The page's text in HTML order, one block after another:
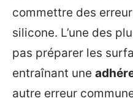
commettre des
silicone. L’une des
pas préparer les
entraînant une
autre erreur